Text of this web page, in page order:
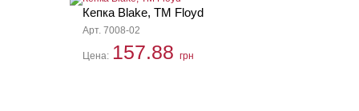
Кепка Blake, TM Floyd
Арт. 7008-02
Цена: 157.88 грн